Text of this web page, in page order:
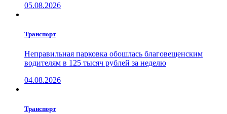
05.08.2026
Транспорт
Неправильная парковка обошлась благовещенским
водителям в 125 тысяч рублей за неделю
04.08.2026
Транспорт